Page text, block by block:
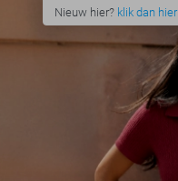
Nieuw hier? klik dan hier